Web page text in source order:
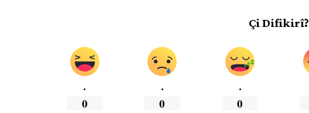
Çi Difikirî?
.
0
.
0
.
0